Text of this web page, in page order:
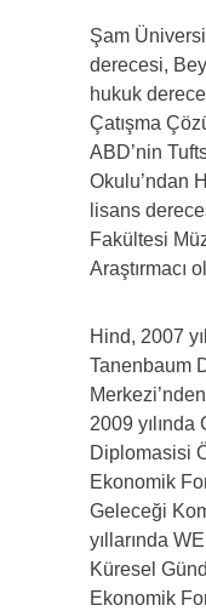
Şam
derecesi,
hukuk
Çatışma
ABD’nin
Okulu’ndan
lisans
Fakültesi
Araştırmacı
Hind, 2007
Tanenbaum
2009 yılında
Diplomasisi
Ekonomik
Geleceği
yıllarında
Küresel
Ekonomik